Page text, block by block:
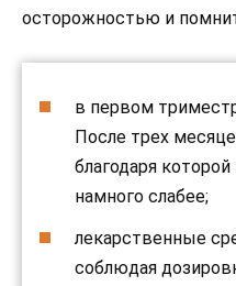
осторожностью и
в первом
После трех
благодаря
намного слабее;
лекарственные
соблюдая